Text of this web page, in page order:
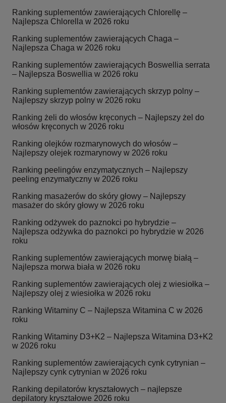
Ranking suplementów zawierających Chlorellę –
Najlepsza Chlorella w 2026 roku
Ranking suplementów zawierających Chaga –
Najlepsza Chaga w 2026 roku
Ranking suplementów zawierających Boswellia serrata
– Najlepsza Boswellia w 2026 roku
Ranking suplementów zawierających skrzyp polny –
Najlepszy skrzyp polny w 2026 roku
Ranking żeli do włosów kręconych – Najlepszy żel do
włosów kręconych w 2026 roku
Ranking olejków rozmarynowych do włosów –
Najlepszy olejek rozmarynowy w 2026 roku
Ranking peelingów enzymatycznych – Najlepszy
peeling enzymatyczny w 2026 roku
Ranking masażerów do skóry głowy – Najlepszy
masażer do skóry głowy w 2026 roku
Ranking odżywek do paznokci po hybrydzie –
Najlepsza odżywka do paznokci po hybrydzie w 2026
roku
Ranking suplementów zawierających morwę białą –
Najlepsza morwa biała w 2026 roku
Ranking suplementów zawierających olej z wiesiołka –
Najlepszy olej z wiesiołka w 2026 roku
Ranking Witaminy C – Najlepsza Witamina C w 2026
roku
Ranking Witaminy D3+K2 – Najlepsza Witamina D3+K2
w 2026 roku
Ranking suplementów zawierających cynk cytrynian –
Najlepszy cynk cytrynian w 2026 roku
Ranking depilatorów kryształowych – najlepsze
depilatory kryształowe 2026 roku